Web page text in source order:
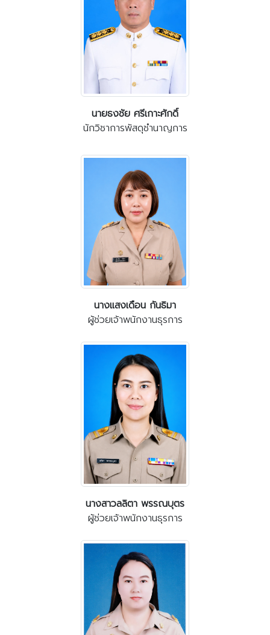
นายธงชัย ศรีเกาะศักดิ์
นักวิชาการพัสดุชำนาญการ
นางแสงเดือน กันธิมา
ผู้ช่วยเจ้าพนักงานธุรการ
นางสาวลลิตา พรรณบุตร
ผู้ช่วยเจ้าพนักงานธุรการ